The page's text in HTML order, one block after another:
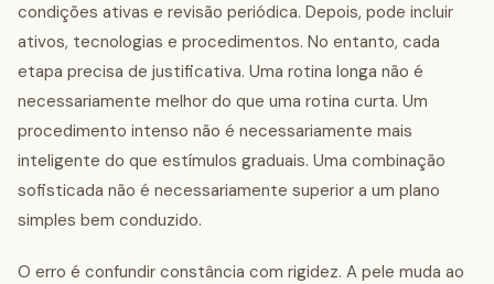
condições ativas e revisão periódica. Depois, pode incluir
ativos, tecnologias e procedimentos. No entanto, cada
etapa precisa de justificativa. Uma rotina longa não é
necessariamente melhor do que uma rotina curta. Um
procedimento intenso não é necessariamente mais
inteligente do que estímulos graduais. Uma combinação
sofisticada não é necessariamente superior a um plano
simples bem conduzido.
O erro é confundir constância com rigidez. A pele muda ao